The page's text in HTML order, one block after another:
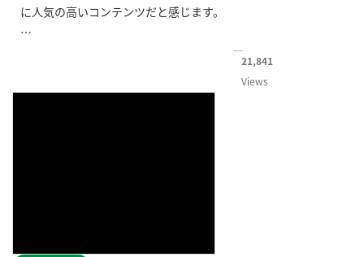
に人気の高いコンテンツだと感じます。
…
21,841
Views